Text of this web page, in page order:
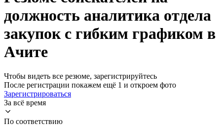
должность аналитика отдела
закупок с гибким графиком в
Ачите
Чтобы видеть все резюме, зарегистрируйтесь
После регистрации покажем ещё 1 и откроем фото
Зарегистрироваться
За всё время
По соответствию